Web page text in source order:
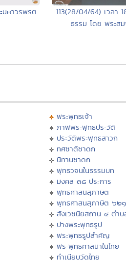
มหาวรพรต
113(28/04/64) เวลา
ธรรม โดย พระส
พระพุทธเจ้า
ภาพพระพุทธประวัติ
ประวัติพระพุทธสาวก
ทศชาติชาดก
นิทานชาดก
พุทธวจนในธรรมบท
มงคล ๓๘ ประการ
พุทธศาสนสุภาษิต
พุทธศาสนสุภาษิต ๖๒๑
สังเวชนียสถาน ๔ ตำบ
ปางพระพุทธรูป
พระพุทธรูปสำคัญ
พระพุทธศาสนาในไทย
ทำเนียบวัดไทย